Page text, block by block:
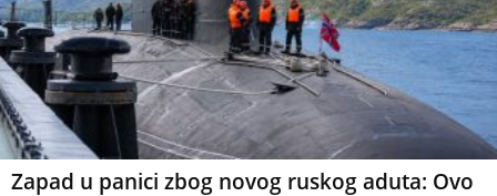
Zapad u panici zbog novog ruskog aduta: Ovo